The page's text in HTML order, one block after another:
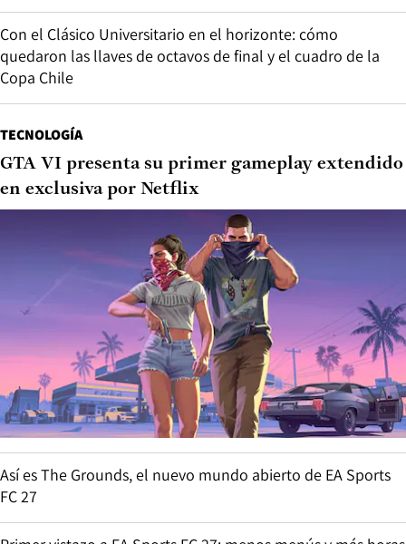
Con el Clásico Universitario en el horizonte: cómo
quedaron las llaves de octavos de final y el cuadro de la
Copa Chile
TECNOLOGÍA
GTA VI presenta su primer gameplay extendido
en exclusiva por Netflix
Así es The Grounds, el nuevo mundo abierto de EA Sports
FC 27